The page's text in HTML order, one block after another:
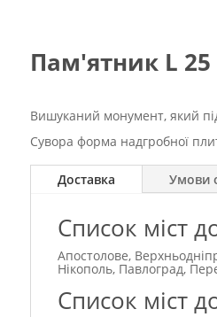
Пам'ятник L 25
Вишуканий монумент, який
Сувора форма надгробної
Доставка Умови
Список міст
Апостолове,
Нікополь, Павлоград,
Список міст